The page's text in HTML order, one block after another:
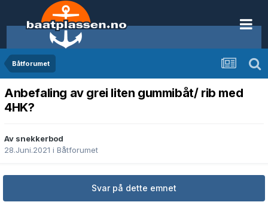
Båtforumet
Anbefaling av grei liten gummibåt/ rib med
4HK?
Av snekkerbod
28.Juni.2021 i Båtforumet
Svar på dette emnet